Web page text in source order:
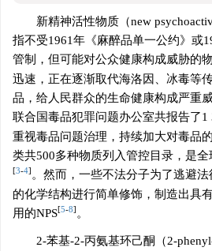
新精神活性物质（new
指不受1961年《麻醉品单一公约》或
管制，但可能对公众健康构成威胁的
迅速，正在逐渐取代海洛因、冰毒等
品，给人民群众的生命健康构成严重
联合国毒品犯罪问题办公室共报告了1
重视毒品问题治理，持续加大对毒品
类共500多种物质列入管控目录，是
[3-4] 。然而，一些不法分子为了逃避
的化学结构进行简单修饰，制造出具
用的NPS[5-8] 。
2-苯基-2-丙氨基环己酮（2-